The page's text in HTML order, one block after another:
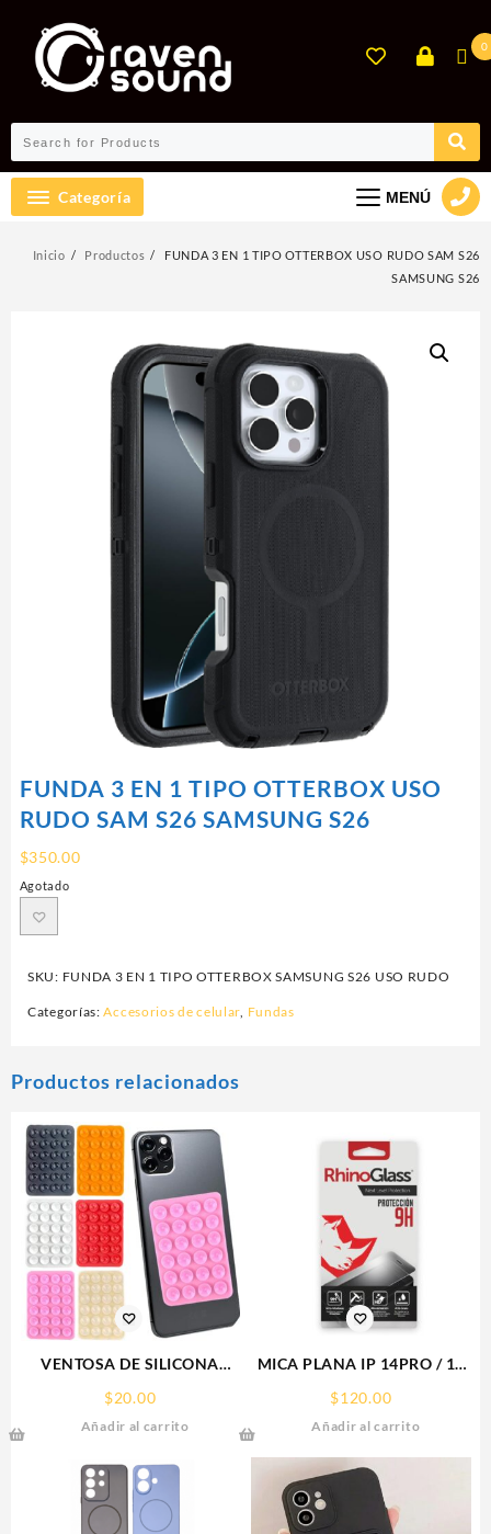
contenido
0
Categoría MENÚ
Inicio Productos
FUNDA 3 EN 1 TIPO OTTERBOX USO RUDO SAM S26
SAMSUNG S26
FUNDA 3 EN 1 TIPO OTTERBOX USO
RUDO SAM S26 SAMSUNG S26
$350.00
Agotado
SKU: FUNDA 3 EN 1 TIPO OTTERBOX SAMSUNG S26 USO RUDO
Categorías:Accesorios de celular, Fundas
Productos relacionados
VENTOSA DE SILICONA
$20.00
Añadir al carrito
MICA PLANA IP 14PRO / 15
$120.00
Añadir al carrito